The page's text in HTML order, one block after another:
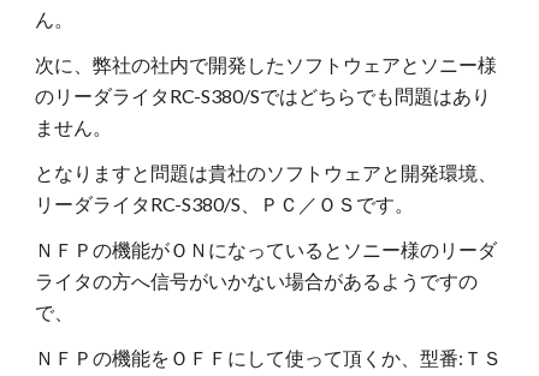
ん。
次に、弊社の社内で開発したソフトウェアとソニー様
のリーダライタRC-S380/Sではどちらでも問題はあり
ません。
となりますと問題は貴社のソフトウェアと開発環境、
リーダライタRC-S380/S、ＰＣ／ＯＳです。
ＮＦＰの機能がＯＮになっているとソニー様のリーダ
ライタの方へ信号がいかない場合があるようですの
で、
ＮＦＰの機能をＯＦＦにして使って頂くか、型番:ＴＳ